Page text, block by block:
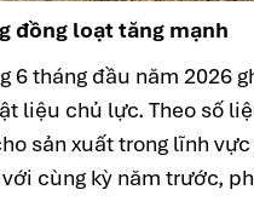
đồng loạt tăng mạnh
6 tháng đầu năm 2026
liệu chủ lực. Theo số
sản xuất trong lĩnh
cùng kỳ năm trước,